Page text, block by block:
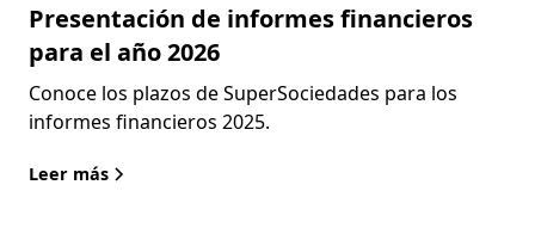
Presentación de informes financieros
para el año 2026
Conoce los plazos de SuperSociedades para los
informes financieros 2025.
Leer más